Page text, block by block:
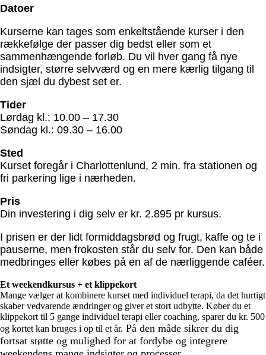
Datoer
Kurserne kan tages som enkeltstående kurser i den
rækkefølge der passer dig bedst eller som et
sammenhængende forløb. Du vil hver gang få nye
indsigter, større selvværd og en mere kærlig tilgang til
den sjæl du dybest set er.
Tider
Lørdag kl.: 10.00 – 17.30
Søndag kl.: 09.30 – 16.00
Sted
Kurset foregår i Charlottenlund, 2 min. fra stationen og
fri parkering lige i nærheden.
Pris
Din investering i dig selv er kr. 2.895 pr kursus.
I prisen er der lidt formiddagsbrød og frugt, kaffe og te i
pauserne, men frokosten står du selv for. Den kan både
medbringes eller købes på en af de nærliggende caféer.
Et weekendkursus + et klippekort
Mange vælger at kombinere kurset med individuel terapi, da det hurtigt
skaber vedvarende ændringer og giver et stort udbytte. Køber du et
klippekort til 5 gange individuel terapi eller coaching, sparer du kr. 500
og kortet kan bruges i op til et år. På den måde sikrer du dig
fortsat støtte og mulighed for at fordybe og integrere